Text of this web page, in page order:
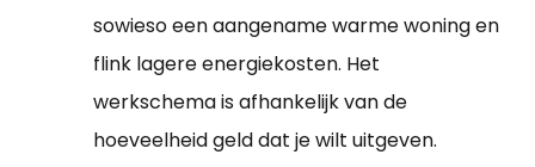
sowieso een aangename warme woning en
flink lagere energiekosten. Het
werkschema is afhankelijk van de
hoeveelheid geld dat je wilt uitgeven.